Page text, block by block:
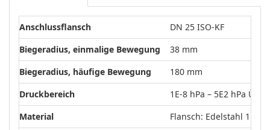
Anschlussflansch
DN 25 ISO-KF
Biegeradius, einmalige Bewegung
38 mm
Biegeradius, häufige Bewegung
180 mm
Druckbereich
1E-8 hPa – 5E2 hPa
Material
Flansch: Edelstahl